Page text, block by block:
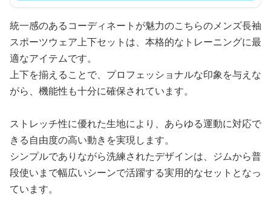
統一感のあるコーディネートが魅力のこちらのメンズ長袖
スポーツウェア上下セットは、本格的なトレーニングに最
適なアイテムです。
上下を揃えることで、プロフェッショナルな印象を与えな
がら、機能性も十分に確保されています。
ストレッチ性に優れた生地により、あらゆる運動に対応で
きる自由度の高い動きを実現します。
シンプルでありながら洗練されたデザインは、ジムから普
段使いまで幅広いシーンで活躍する実用的なセットとなっ
ています。